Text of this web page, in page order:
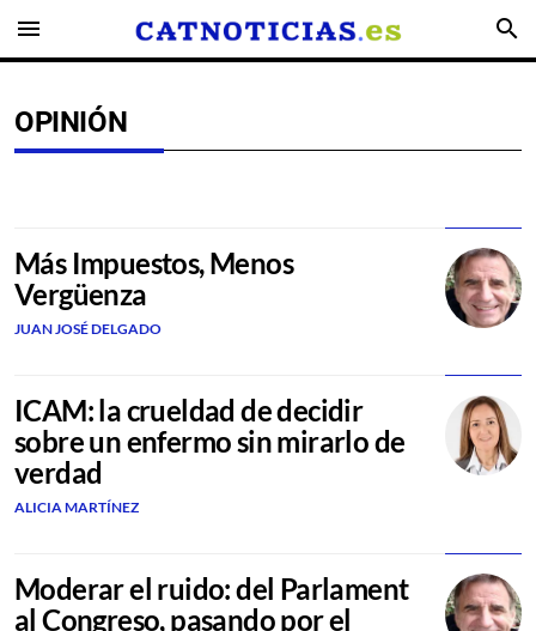
menu search
OPINIÓN
Más Impuestos, Menos
Vergüenza
JUAN JOSÉ DELGADO
ICAM: la crueldad de decidir
sobre un enfermo sin mirarlo de
verdad
ALICIA MARTÍNEZ
Moderar el ruido: del Parlament
al Congreso, pasando por el